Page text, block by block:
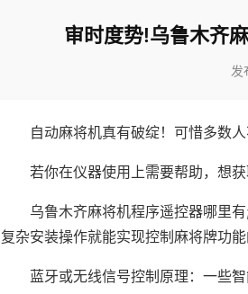
审时度势!乌鲁木齐
发
自动麻将机真有破绽！可惜多数
若你在仪器使用上需要帮助，想
乌鲁木齐麻将机程序遥控器哪里
复杂安装操作就能实现控制麻将牌功能
蓝牙或无线信号控制原理：一些